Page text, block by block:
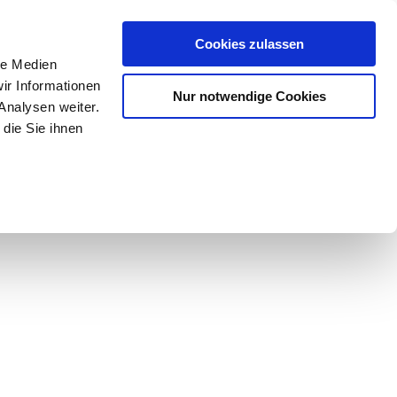
Medien
Informationen
weiter.
Sie ihnen
Cookies zulassen
Nur notwendige Cookies
0,00 €